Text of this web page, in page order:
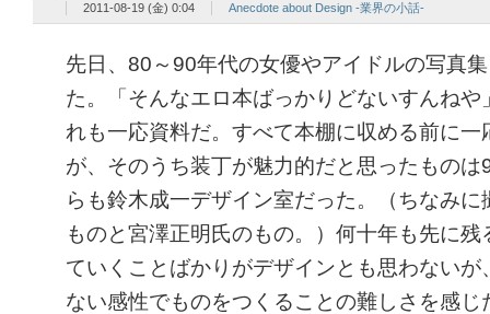
2011-08-19 (金) 0:04 Anecdote about Design -業界の小話-
先日、80～90年代の女優やアイドルの写真
た。「そんなエロ本ばっかりどないすんねや
れも一応資料だ。すべて本棚に収める前に一
が、そのうち装丁が魅力的だと思ったもの
らも鈴木成一デザイン室だった。（ちなみ
ものと宮澤正明氏のもの。）何十年も先に
ていくことばかりがデザインとも思わない
ない感性でものをつくることの難しさを感じ